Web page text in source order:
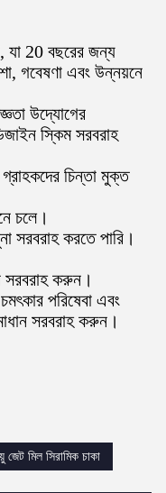
যা 20 বছরের জন্য
গবেষণা এবং উন্নয়নে
উদ্যোগের
স্কিম সরবরাহ
চিন্তা মুক্ত
চলে।
সরবরাহ করতে পারি।
সরবরাহ করুন।
পরিষেবা এবং
সরবরাহ করুন।
জেট মিল সিরামিক চাকা